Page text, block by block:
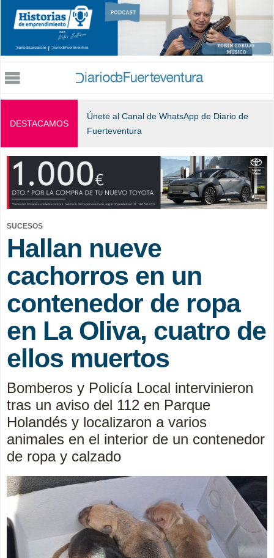
Jump to navigation
DESTACAMOS
Únete al Canal de WhatsApp de Diario de
Fuerteventura
SUCESOS
Hallan nueve
cachorros en un
contenedor de ropa
en La Oliva, cuatro de
ellos muertos
Bomberos y Policía Local intervinieron
tras un aviso del 112 en Parque
Holandés y localizaron a varios
animales en el interior de un contenedor
de ropa y calzado